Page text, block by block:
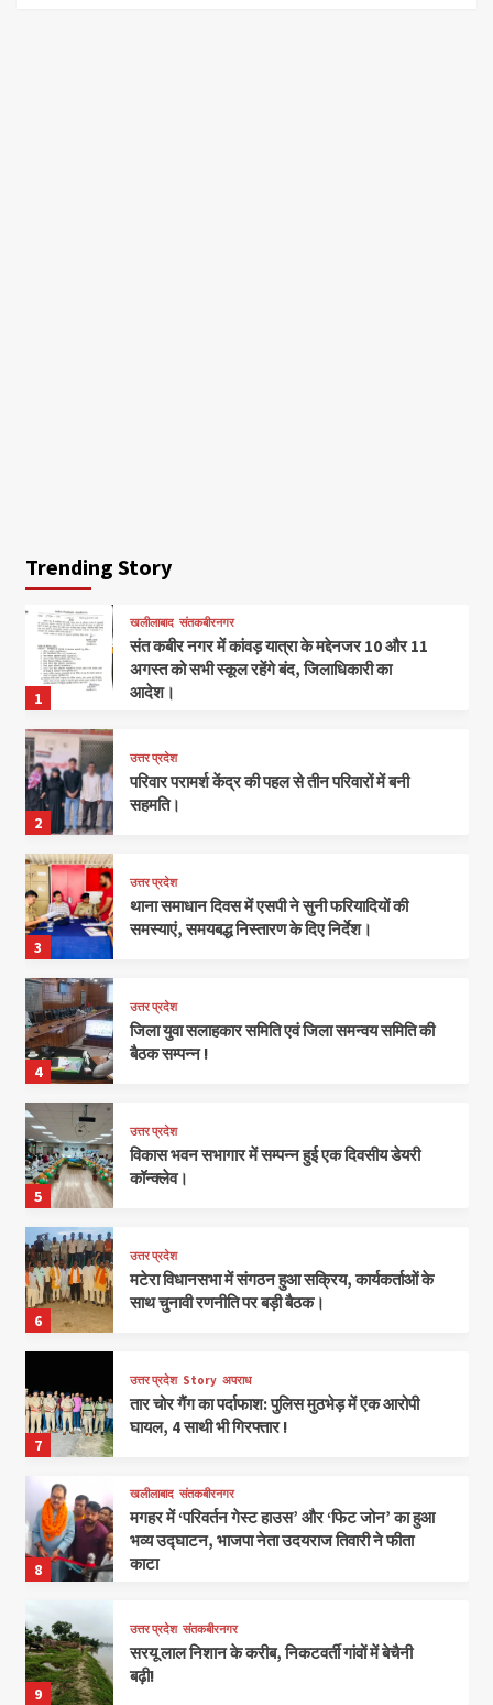
Trending Story
1
खलीलाबाद संतकबीरनगर
संत कबीर नगर में कांवड़ यात्रा के मद्देनजर 10 और 11
अगस्त को सभी स्कूल रहेंगे बंद, जिलाधिकारी का
आदेश।
2
उत्तर प्रदेश
परिवार परामर्श केंद्र की पहल से तीन परिवारों में बनी
सहमति।
3
उत्तर प्रदेश
थाना समाधान दिवस में एसपी ने सुनी फरियादियों की
समस्याएं, समयबद्ध निस्तारण के दिए निर्देश।
4
उत्तर प्रदेश
जिला युवा सलाहकार समिति एवं जिला समन्वय समिति की
बैठक सम्पन्न !
5
उत्तर प्रदेश
विकास भवन सभागार में सम्पन्न हुई एक दिवसीय डेयरी
कॉन्क्लेव।
6
उत्तर प्रदेश
मटेरा विधानसभा में संगठन हुआ सक्रिय, कार्यकर्ताओं के
साथ चुनावी रणनीति पर बड़ी बैठक।
7
उत्तर प्रदेश Story अपराध
तार चोर गैंग का पर्दाफाश: पुलिस मुठभेड़ में एक आरोपी
घायल, 4 साथी भी गिरफ्तार !
8
खलीलाबाद संतकबीरनगर
मगहर में ‘परिवर्तन गेस्ट हाउस’ और ‘फिट जोन’ का हुआ
भव्य उद्घाटन, भाजपा नेता उदयराज तिवारी ने फीता
काटा
9
उत्तर प्रदेश संतकबीरनगर
सरयू लाल निशान के करीब, निकटवर्ती गांवों में बेचैनी
बढ़ी!